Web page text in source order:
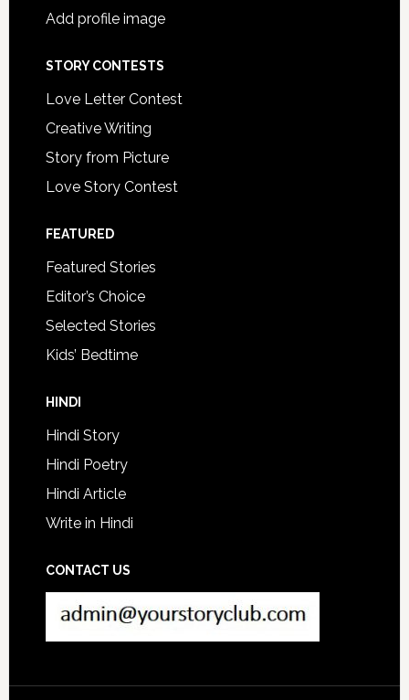
Add profile image
STORY CONTESTS
Love Letter Contest
Creative Writing
Story from Picture
Love Story Contest
FEATURED
Featured Stories
Editor’s Choice
Selected Stories
Kids’ Bedtime
HINDI
Hindi Story
Hindi Poetry
Hindi Article
Write in Hindi
CONTACT US